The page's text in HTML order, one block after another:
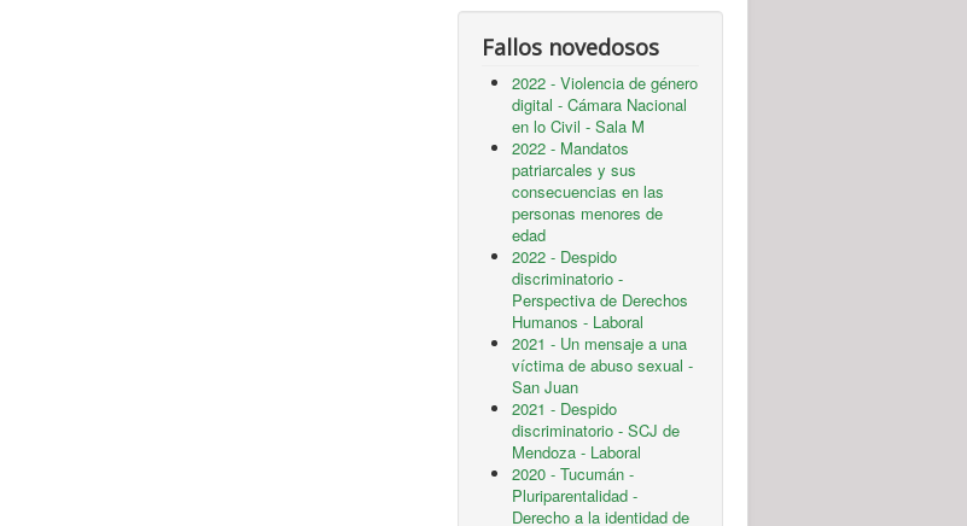
Fallos novedosos
2022 - Violencia de género
digital - Cámara Nacional
en lo Civil - Sala M
2022 - Mandatos
patriarcales y sus
consecuencias en las
personas menores de
edad
2022 - Despido
discriminatorio -
Perspectiva de Derechos
Humanos - Laboral
2021 - Un mensaje a una
víctima de abuso sexual -
San Juan
2021 - Despido
discriminatorio - SCJ de
Mendoza - Laboral
2020 - Tucumán -
Pluriparentalidad -
Derecho a la identidad de